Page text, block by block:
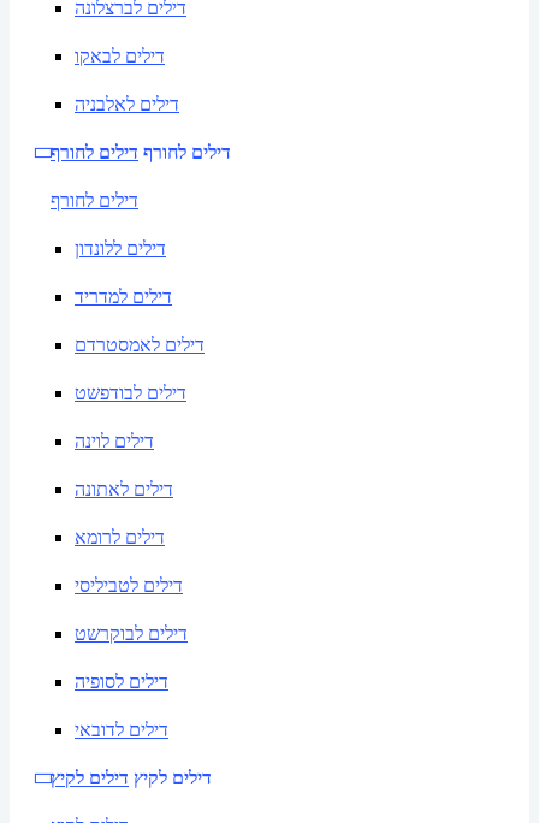
דילים לברצלונה
דילים לבאקו
דילים לאלבניה
דילים לחורף דילים לחורף
דילים לחורף
דילים ללונדון
דילים למדריד
דילים לאמסטרדם
דילים לבודפשט
דילים לוינה
דילים לאתונה
דילים לרומא
דילים לטביליסי
דילים לבוקרשט
דילים לסופיה
דילים לדובאי
דילים לקיץ דילים לקיץ